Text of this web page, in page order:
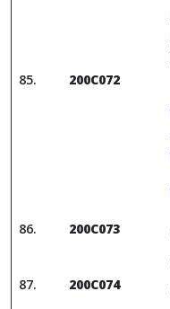
200C072
200C073
200C074